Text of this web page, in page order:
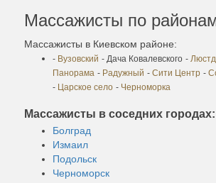
Массажисты по
Массажисты в Киевском районе:
- Вузовский - Дача Ковалевского -
Панорама - Радужный - Сити Центр -
- Царское село - Черноморка
Массажисты в соседних городах:
Болград
Измаил
Подольск
Черноморск